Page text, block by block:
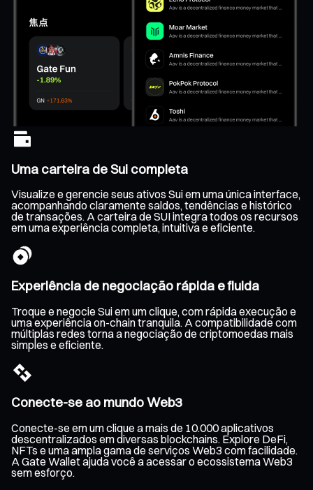
Uma carteira de Sui completa
Visualize e gerencie seus ativos Sui em uma única interface,
acompanhando claramente saldos, tendências e histórico
de transações. A carteira de SUI integra todos os recursos
em uma experiência completa, intuitiva e eficiente.
Experiência de negociação rápida e fluida
Troque e negocie Sui em um clique, com rápida execução e
uma experiência on-chain tranquila. A compatibilidade com
múltiplas redes torna a negociação de criptomoedas mais
simples e eficiente.
Conecte-se ao mundo Web3
Conecte-se em um clique a mais de 10.000 aplicativos
descentralizados em diversas blockchains. Explore DeFi,
NFTs e uma ampla gama de serviços Web3 com facilidade.
A Gate Wallet ajuda você a acessar o ecossistema Web3
sem esforço.